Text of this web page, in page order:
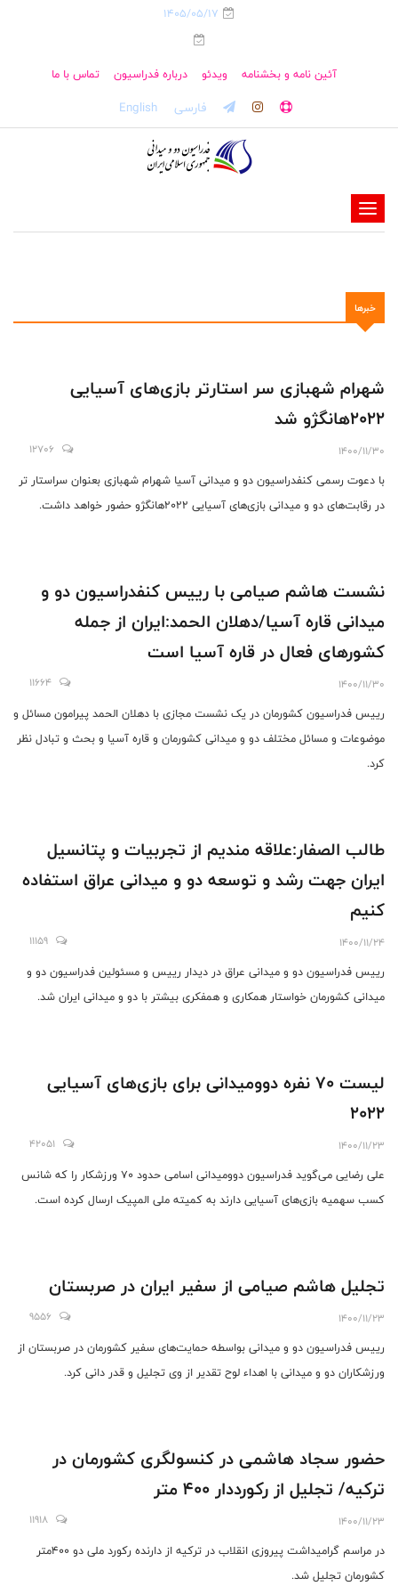
1405/05/17
آئین نامه و بخشنامه ویدئو درباره فدراسیون تماس با ما
فارسی English
-
-
-
-
-
خبرها
شهرام شهبازی سر استارتر بازی‌های آسیایی
۲۰۲۲هانگژو شد
1400/11/30
12706
با دعوت رسمی کنفدراسیون دو و میدانی آسیا شهرام شهبازی بعنوان سراستار تر
در رقابت‌های دو و میدانی بازی‌های آسیایی ۲۰۲۲هانگژو حضور خواهد داشت.
نشست هاشم صیامی با رییس کنفدراسیون دو و
میدانی قاره آسیا/دهلان الحمد:ایران از جمله
کشورهای فعال در قاره آسیا است
1400/11/30
11664
رییس فدراسیون کشورمان در یک نشست مجازی با دهلان الحمد پیرامون مسائل و
موضوعات و مسائل مختلف دو و میدانی کشورمان و قاره آسیا و بحث و تبادل نظر
کرد.
طالب الصفار:علاقه مندیم از تجربیات و پتانسیل
ایران جهت رشد و توسعه دو و میدانی عراق استفاده
کنیم
1400/11/24
11159
رییس فدراسیون دو و میدانی عراق در دیدار رییس و مسئولین فدراسیون دو و
میدانی کشورمان خواستار همکاری و همفکری بیشتر با دو و میدانی ایران شد.
لیست ۷۰ نفره دوومیدانی برای بازی‌های آسیایی
۲۰۲۲
1400/11/23
42051
علی رضایی می‌گوید فدراسیون دوومیدانی اسامی حدود ۷۰ ورزشکار را که شانس
کسب سهمیه بازی‌های آسیایی دارند به کمیته ملی المپیک ارسال کرده است.
تجلیل هاشم صیامی از سفیر ایران در صربستان
1400/11/23
9556
رییس فدراسیون دو و میدانی بواسطه حمایت‌های سفیر کشورمان در صربستان از
ورزشکاران دو و میدانی با اهداء لوح تقدیر از وی تجلیل و قدر دانی کرد.
حضور سجاد هاشمی در کنسولگری کشورمان در
ترکیه/ تجلیل از رکورددار ۴۰۰ متر
1400/11/23
11918
در مراسم گرامیداشت پیروزی انقلاب در ترکیه از دارنده رکورد‌ ملی دو ۴۰۰متر
کشورمان تجلیل شد.